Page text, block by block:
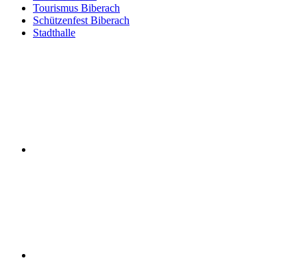
Tourismus Biberach
Schützenfest Biberach
Stadthalle